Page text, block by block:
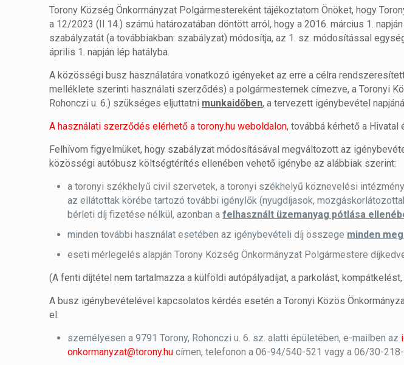
Torony Község Önkormányzat Polgármestereként tájékoztatom Önöket, hogy
a 12/2023 (II.14.) számú határozatában döntött arról, hogy a 2016. március 1.
szabályzatát (a továbbiakban: szabályzat) módosítja, az 1. sz. módosítással
április 1. napján lép hatályba.
A közösségi busz használatára vonatkozó igényeket az erre a célra
melléklete szerinti használati szerződés) a polgármesternek címezve, a Toronyi
Rohonczi u. 6.) szükséges eljuttatni munkaidőben, a tervezett igénybevétel
A használati szerződés elérhető a torony.hu weboldalon, továbbá kérhető a Hivatal
Felhívom figyelmüket, hogy szabályzat módosításával megváltozott az
közösségi autóbusz költségtérítés ellenében vehető igénybe az alábbiak szerint:
a toronyi székhelyű civil szervetek, a toronyi székhelyű köznevelési
az ellátottak körébe tartozó további igénylők (nyugdíjasok,
bérleti díj fizetése nélkül, azonban afelhasznált üzemanyag pótlása
minden további használat esetében az igénybevételi díj összege minden
eseti mérlegelés alapján Torony Község Önkormányzat Polgármestere
(A fenti díjtétel nem tartalmazza a külföldi autópályadíjat, a parkolást,
A busz igénybevételével kapcsolatos kérdés esetén a Toronyi Közös
el:
személyesen a 9791 Torony, Rohonczi u. 6. sz. alatti épületében, e-mailben az
onkormanyzat@torony.hu címen, telefonon a 06-94/540-521 vagy a 06/30-